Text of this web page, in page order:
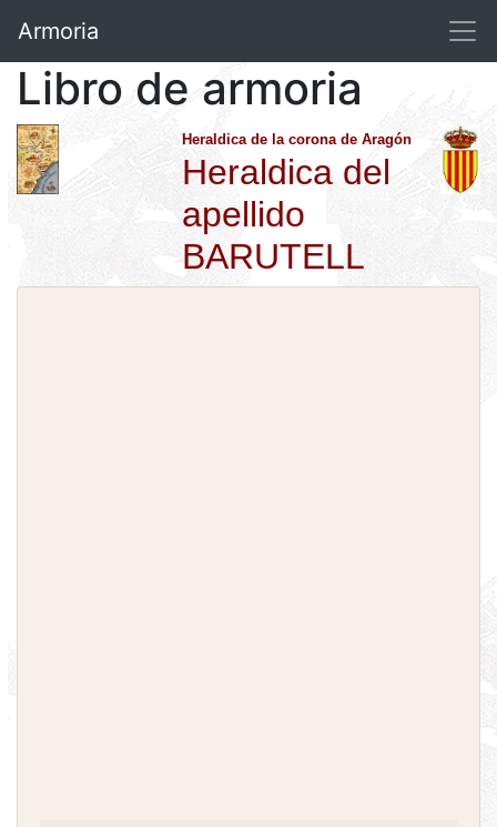
Armoria
Libro de armoria
Heraldica de la corona de Aragón
Heraldica del
apellido
BARUTELL